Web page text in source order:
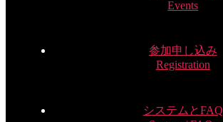
Events
参加申し込み
Registration
システムとFAQ